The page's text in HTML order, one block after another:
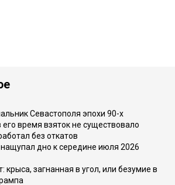
Севастополя эпохи 90-х
время взяток не существовало
без откатов
дно к середине июля 2026
крыса, загнанная в угол, или безумие в